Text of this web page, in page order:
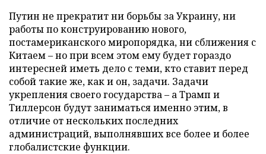
Путин не прекратит ни борьбы за Украину, ни
работы по конструированию нового,
постамериканского миропорядка, ни сближения с
Китаем – но при всем этом ему будет гораздо
интересней иметь дело с теми, кто ставит перед
собой такие же, как и он, задачи. Задачи
укрепления своего государства – а Трамп и
Тиллерсон будут заниматься именно этим, в
отличие от нескольких последних
администраций, выполнявших все более и более
глобалистские функции.